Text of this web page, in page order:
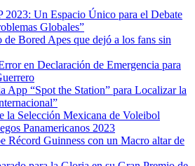
Un Espacio Único para el Debate
Globales”
de Bored Apes que dejó a los fans sin
en Declaración de Emergencia para
App “Spot the Station” para Localizar la
la Selección Mexicana de Voleibol
Panamericanos 2023
Récord Guinness con un Macro altar de